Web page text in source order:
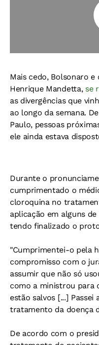
Mais cedo, Bolsonaro
Henrique Mandetta, se
as divergências que
ao longo da semana.
Paulo, pessoas
ele ainda estava
Durante o
cumprimentado o
cloroquina no
aplicação em alguns
tendo finalizado o
"Cumprimentei-o pela
compromisso com o
assumir que não só
como a ministrou para
estão salvos [...] Passei
tratamento da doença
De acordo com o